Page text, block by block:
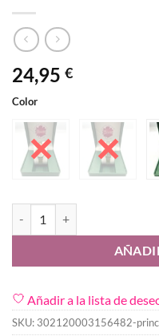
24,95 €
Color
Añadir a la lista de
SKU: 302120003156482-